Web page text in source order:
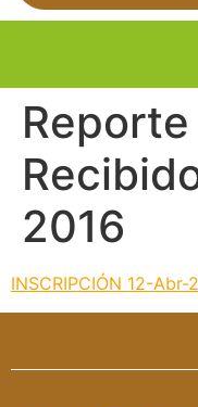
2016
INSCRIPCIÓN 12-Abr-